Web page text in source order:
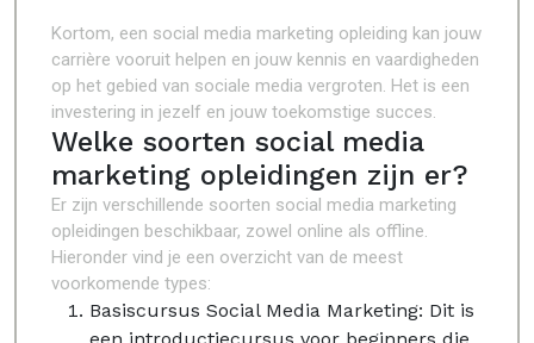
Kortom, een social media marketing opleiding kan jouw
carrière vooruit helpen en jouw kennis en vaardigheden
op het gebied van sociale media vergroten. Het is een
investering in jezelf en jouw toekomstige succes.
Welke soorten social media
marketing opleidingen zijn er?
Er zijn verschillende soorten social media marketing
opleidingen beschikbaar, zowel online als offline.
Hieronder vind je een overzicht van de meest
voorkomende types:
Basiscursus Social Media Marketing: Dit is